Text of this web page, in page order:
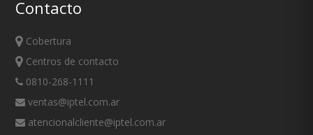
Contacto
Cobertura
Centros de contacto
0810-268-1111
ventas@iptel.com.ar
atencionalcliente@iptel.com.ar